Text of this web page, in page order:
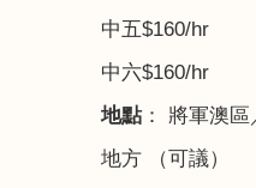
中五$160/hr
中六$160/hr
地點： 將軍澳
地方 （可議）